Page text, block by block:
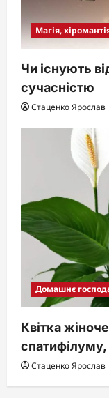
Магія,
Чи існують
сучасністю
Стаценко Ярослав
Домашнє
Квітка
спатифілуму,
Стаценко Ярослав